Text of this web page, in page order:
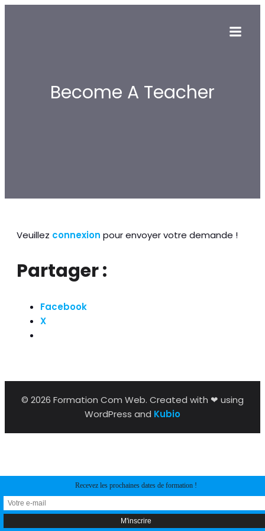
Become A Teacher
Veuillez connexion pour envoyer votre demande !
Partager :
Facebook
X
© 2026 Formation Com Web. Created with ❤ using
WordPress and Kubio
Recevez les prochaines dates de formation !